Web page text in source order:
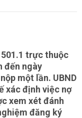
trực thuộc
đến ngày
một lần. UBND
xác định việc nợ
xem xét đánh
đăng ký